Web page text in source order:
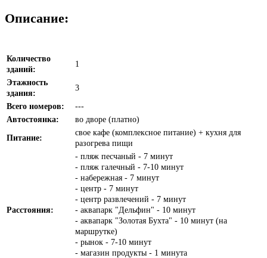
Описание:
Количество
зданий:
1
Этажность
здания:
3
Всего номеров:
---
Автостоянка:
во дворе (платно)
Питание:
свое кафе (комплексное питание) + кухня для
разогрева пищи
Расстояния:
- пляж песчаный - 7 минут
- пляж галечный - 7-10 минут
- набережная - 7 минут
- центр - 7 минут
- центр развлечений - 7 минут
- аквапарк "Дельфин" - 10 минут
- аквапарк "Золотая Бухта" - 10 минут (на
маршрутке)
- рынок - 7-10 минут
- магазин продукты - 1 минута